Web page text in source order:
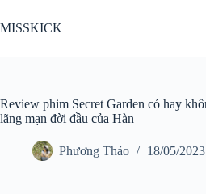
đến
phần
MISSKICK
Review phim Secret Garden có hay
lãng mạn đời đầu của Hàn
Phương Thảo 18/05/2023